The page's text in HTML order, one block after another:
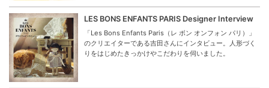
LES BONS ENFANTS PARIS Designer Interview
「Les Bons Enfants Paris（レ ボン オンフォン パリ）」
のクリエイターである吉田さんにインタビュー。人形づく
りをはじめたきっかけやこだわりを伺いました。